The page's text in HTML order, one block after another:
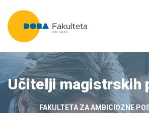
Učitelji magistrskih
FAKULTETA ZA AMBICIOZNE